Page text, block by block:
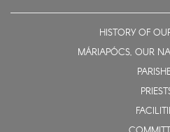
HISTORY OF
MÁRIAPÓCS, OUR